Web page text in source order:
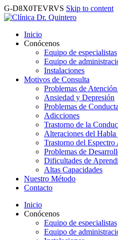
G-D8X0TEVRVS Skip to content
Inicio
Conócenos
Equipo de especialistas
Equipo de
Instalaciones
Motivos de Consulta
Problemas de
Ansiedad y Depresión
Problemas de Conducta
Adicciones
Trastorno de la
Alteraciones del
Trastorno del
Problemas de
Dificultades de
Altas Capacidades
Nuestro Método
Contacto
Inicio
Conócenos
Equipo de especialistas
Equipo de